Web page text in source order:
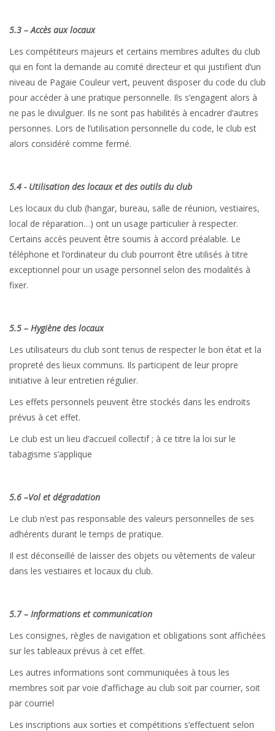
5.3 – Accès aux locaux
Les compétiteurs majeurs et certains membres adultes du club
qui en font la demande au comité directeur et qui justifient d’un
niveau de Pagaie Couleur vert, peuvent disposer du code du club
pour accéder à une pratique personnelle. Ils s’engagent alors à
ne pas le divulguer. Ils ne sont pas habilités à encadrer d’autres
personnes. Lors de l’utilisation personnelle du code, le club est
alors considéré comme fermé.
5.4 - Utilisation des locaux et des outils du club
Les locaux du club (hangar, bureau, salle de réunion, vestiaires,
local de réparation…) ont un usage particulier à respecter.
Certains accès peuvent être soumis à accord préalable. Le
téléphone et l’ordinateur du club pourront être utilisés à titre
exceptionnel pour un usage personnel selon des modalités à
fixer.
5.5 – Hygiène des locaux
Les utilisateurs du club sont tenus de respecter le bon état et la
propreté des lieux communs. Ils participent de leur propre
initiative à leur entretien régulier.
Les effets personnels peuvent être stockés dans les endroits
prévus à cet effet.
Le club est un lieu d’accueil collectif ; à ce titre la loi sur le
tabagisme s’applique
5.6 –Vol et dégradation
Le club n’est pas responsable des valeurs personnelles de ses
adhérents durant le temps de pratique.
Il est déconseillé de laisser des objets ou vêtements de valeur
dans les vestiaires et locaux du club.
5.7 – Informations et communication
Les consignes, règles de navigation et obligations sont affichées
sur les tableaux prévus à cet effet.
Les autres informations sont communiquées à tous les
membres soit par voie d’affichage au club soit par courrier, soit
par courriel
Les inscriptions aux sorties et compétitions s’effectuent selon